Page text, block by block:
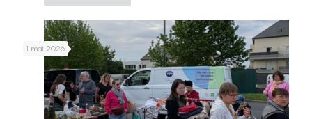
1 mai 2026